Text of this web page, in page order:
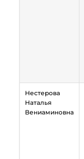
Нестерова
Наталья
Вениаминовна